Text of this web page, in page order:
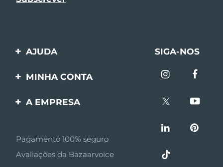
AJUDA
Entre em contato
SIGA-NOS
MINHA CONTA
Registro de produto
A EMPRESA
Afiliados
Notícias de afiliados
Pagamento 100% seguro
Avaliações da Bazaarvoice